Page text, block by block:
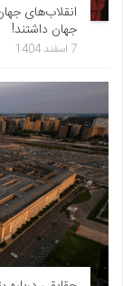
انقلاب‌های
جهان داشتند!
7 اسفند 1404